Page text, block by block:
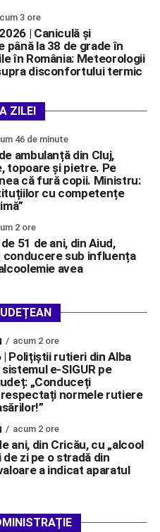
3 ore
| Caniculă și
până la 38 de grade în
în România: Meteorologii
disconfortului termic
ZILEI
46 de minute
ambulanță din Cluj,
topoare și pietre. Pe
că fură copii. Ministru:
cu competențe
2 ore
51 de ani, din Aiud,
sub influența
avea
acum 2 ore
| Polițiștii rutieri din Alba
e-SIGUR pe
„Conduceți
normele rutiere
acum 2 ore
ani, din Cricău, cu „alcool
de zi pe o stradă din
a indicat aparatul